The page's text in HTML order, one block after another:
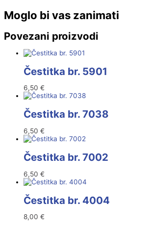
Moglo bi vas zanimati
Povezani proizvodi
Čestitka br. 5901
6,50 €
Čestitka br. 7038
6,50 €
Čestitka br. 7002
6,50 €
Čestitka br. 4004
8,00 €